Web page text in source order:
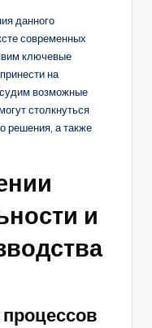
данного
современных
ключевые
на
возможные
столкнуться
решения, а также
и